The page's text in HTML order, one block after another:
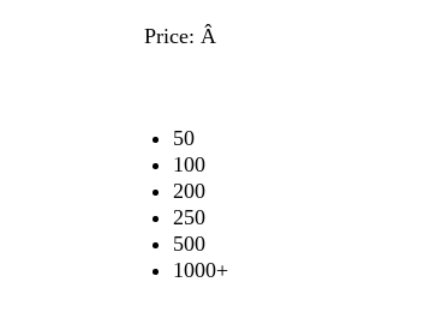
Price: Â
50
100
200
250
500
1000+